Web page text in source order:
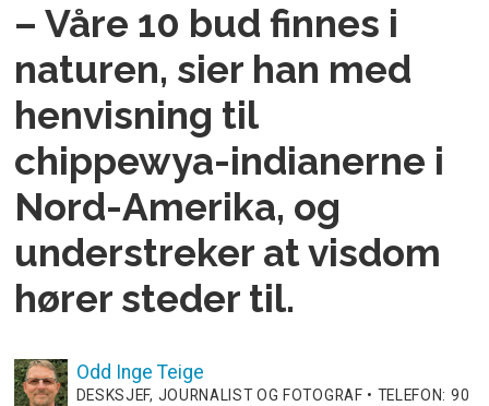
– Våre 10 bud finnes i
naturen, sier han med
henvisning til
chippewya-indianerne i
Nord-Amerika, og
understreker at visdom
hører steder til.
Odd Inge Teige
DESKSJEF, JOURNALIST OG FOTOGRAF • TELEFON: 90